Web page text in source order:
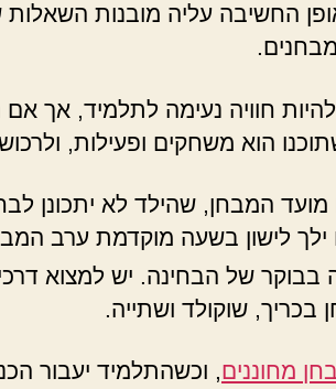
החשיבה עליה מובנות השאלות
חוויה נעימה לתלמיד, אך אם
הוא משחקים ופעילות,
מועד המבחן, שהילד לא יתכונן
ילך לישון בשעה מוקדמת ערב
של הבחינה. יש למצוא
שוקולד ושתייה.
מחוננים, וכשהתלמיד יעבור